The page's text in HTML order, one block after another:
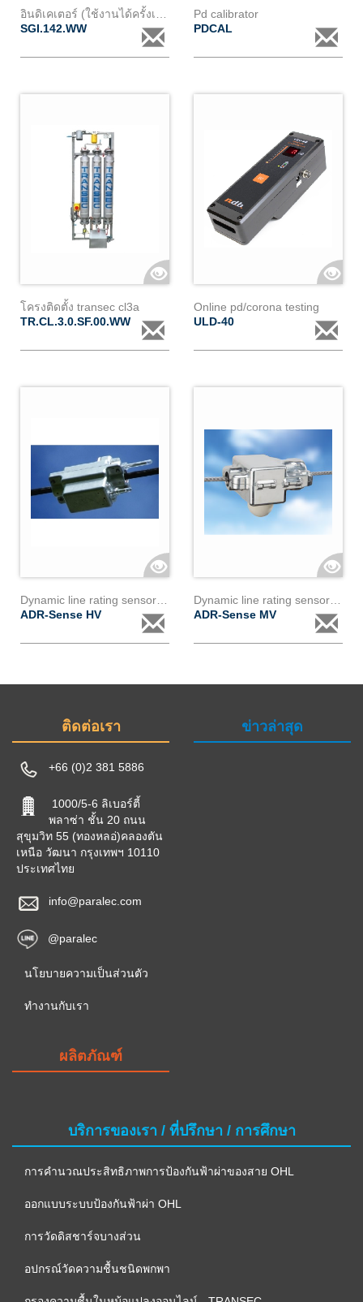
SGI.142.WW
Pd calibrator
PDCAL
โครงติดตั้ง transec cl3a
TR.CL.3.0.SF.00.WW
Online pd/corona testing
ULD-40
ADR-Sense HV
ADR-Sense MV
ติดต่อเรา
+66 (0)2 381 5886
1000/5-6 ลิเบอร์ตี้
พลาซ่า ชั้น 20 ถนน
สุขุมวิท 55 (ทองหลอ่)คลองตัน
เหนือ วัฒนา กรุงเทพฯ 10110
ประเทศไทย
info@paralec.com
@paralec
นโยบายความเป็นส่วนตัว
ทำงานกับเรา
ข่าวล่าสุด
ผลิตภัณฑ์
บริการของเรา / ที่ปรึกษา / การศึกษา
การคำนวณประสิทธิภาพการป้องกันฟ้าผ่าของสาย OHL
ออกแบบระบบป้องกันฟ้าผ่า OHL
การวัดดิสชาร์จบางส่วน
อปกรณ์วัดความชื้นชนิดพกพา